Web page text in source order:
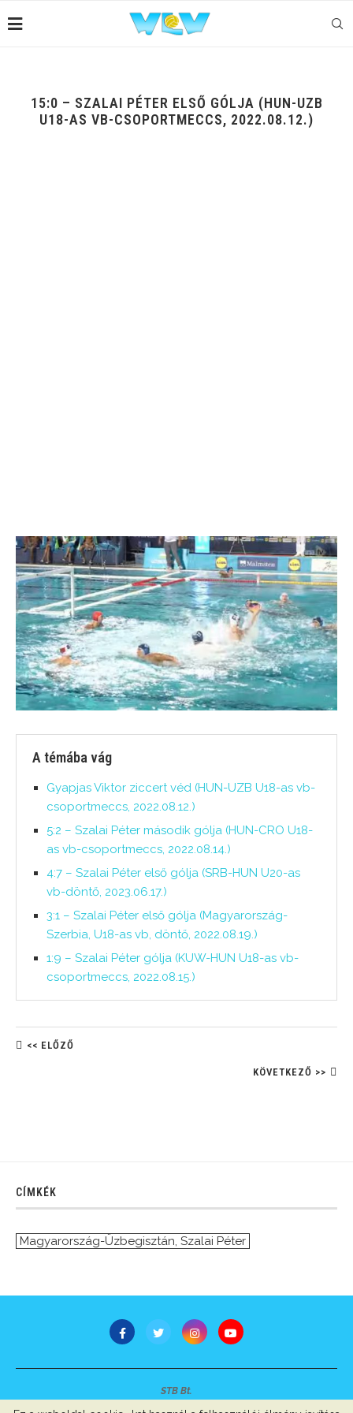
15:0 – SZALAI PÉTER ELSŐ GÓLJA (HUN-UZB
U18-AS VB-CSOPORTMECCS, 2022.08.12.)
A témába vág
Gyapjas Viktor ziccert véd (HUN-UZB U18-as vb-
csoportmeccs, 2022.08.12.)
5:2 – Szalai Péter második gólja (HUN-CRO U18-
as vb-csoportmeccs, 2022.08.14.)
4:7 – Szalai Péter első gólja (SRB-HUN U20-as
vb-döntő, 2023.06.17.)
3:1 – Szalai Péter első gólja (Magyarország-
Szerbia, U18-as vb, döntő, 2022.08.19.)
1:9 – Szalai Péter gólja (KUW-HUN U18-as vb-
csoportmeccs, 2022.08.15.)
<< ELŐZŐ
KÖVETKEZŐ >>
CÍMKÉK
Magyarország-Üzbegisztán, Szalai Péter
STB Bt.